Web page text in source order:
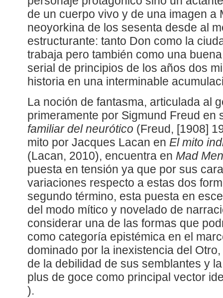
de un cuerpo vivo y de una imagen a
neoyorkina de los sesenta desde al
estructurante: tanto Don como la
trabaja pero también como una
serial de principios de los años dos
historia en una interminable
La noción de fantasma, articulada al
primeramente por Sigmund Freud en
familiar del neurótico (Freud, [1908]
mito por Jacques Lacan en El mito
(Lacan, 2010), encuentra en Mad Men
puesta en tensión ya que por sus
variaciones respecto a estas dos
segundo término, esta puesta en
del modo mítico y novelado de
considerar una de las formas que
como categoría epistémica en el
dominado por la inexistencia del
de la debilidad de sus semblantes y
plus de goce como principal vector
).